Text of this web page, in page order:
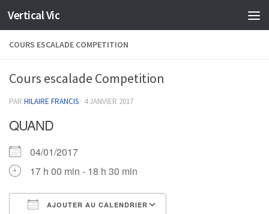
Skip to content
Vertical Vic
COURS ESCALADE COMPETITION
Cours escalade Competition
PAR HILAIRE FRANCIS · 4 JANVIER 2017
QUAND
04/01/2017
17 h 00 min - 18 h 30 min
AJOUTER AU CALENDRIER